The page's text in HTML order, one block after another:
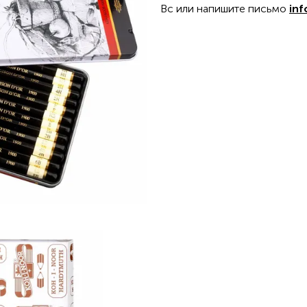
Вс или напишите письмо
Поделиться
TWITTER
Набор чернографитных
карандашей KOH-I-NOOR
ТУАЗОН Д`ОР 1902 АРТ,
8B-8H, 12шт,
металл.коробка
ПОКУПКИ